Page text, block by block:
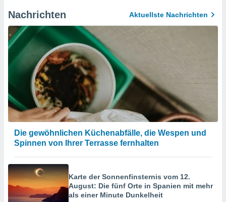
Nachrichten Aktuellste Nachrichten
Die gewöhnlichen Küchenabfälle, die Wespen und
Spinnen von Ihrer Terrasse fernhalten
Karte der Sonnenfinsternis vom 12.
August: Die fünf Orte in Spanien mit mehr
als einer Minute Dunkelheit